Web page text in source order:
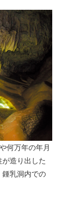
何万年の年月
造り出した
乳洞内での